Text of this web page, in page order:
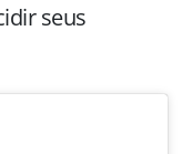
seus